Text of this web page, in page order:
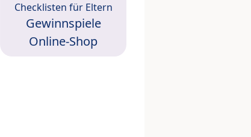
Checklisten für Eltern
Gewinnspiele
Online-Shop